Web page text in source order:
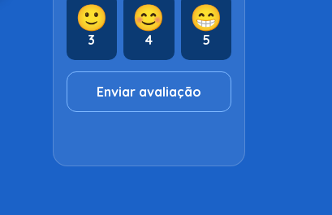
🙂
3
😊
4
😁
5
Enviar avaliação